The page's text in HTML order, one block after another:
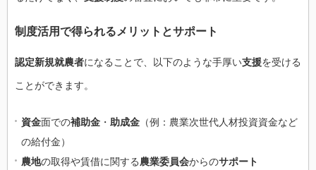
制度活用で得られるメリットとサポート
認定新規就農者になることで、以下のような手厚い支援を受ける
ことができます。
資金面での補助金 ・ 助成金 （例：農業次世代人材投資資金など
の給付金）
農地の取得や賃借に関する農業委員会からのサポート